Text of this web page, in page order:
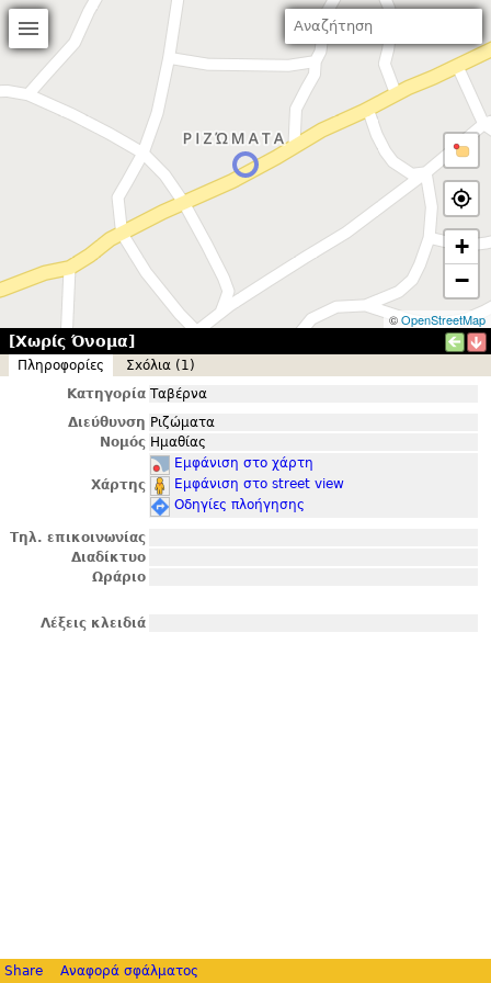
+
−
©OpenStreetMap
[Χωρίς Όνομα]
Πληροφορίες
Σxόλια (1)
Κατηγορία Ταβέρνα
Διεύθυνση Ριζώματα
Νομός Ημαθίας
Χάρτης
Εμφάνιση στο χάρτη
Εμφάνιση στο street view
Οδηγίες πλοήγησης
Τηλ. επικοινωνίας
Διαδίκτυο
Ωράριο
Λέξεις κλειδιά
Share Αναφορά σφάλματος